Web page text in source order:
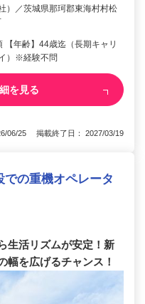
）／茨城県那珂郡東海村村松
【年齢】44歳迄（長期キャリ
）※経験不問
を見る
06/25 掲載終了日： 2027/03/19
の重機オペレータ
生活リズムが安定！新
幅を広げるチャンス！